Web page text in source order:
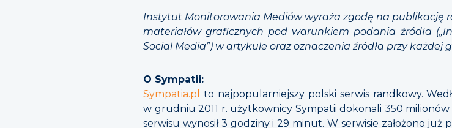
Instytut Monitorowania Mediów wyraża zgodę na publikację
materiałów graficznych pod warunkiem podania źródła
Social Media”) w artykule oraz oznaczenia źródła przy każdej
O Sympatii:
Sympatia.pl
to najpopularniejszy polski serwis randkowy.
w grudniu 2011 r. użytkownicy Sympatii dokonali 350
serwisu wynosił 3 godziny i 29 minut. W serwisie założono